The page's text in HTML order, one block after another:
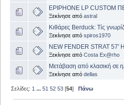
EPIPHONE LP CUSTOM
Ξεκίνησε από astral
Κιθάρες Berduck: Τίς
Ξεκίνησε από spiros1970
NEW FENDER STRAT 57'
Ξεκίνησε από Costa Ex@rho
Μετάβαση από κλασική σε
Ξεκίνησε από dellas
Σελίδες: 1 ...51 52 53 [54]Πάνω